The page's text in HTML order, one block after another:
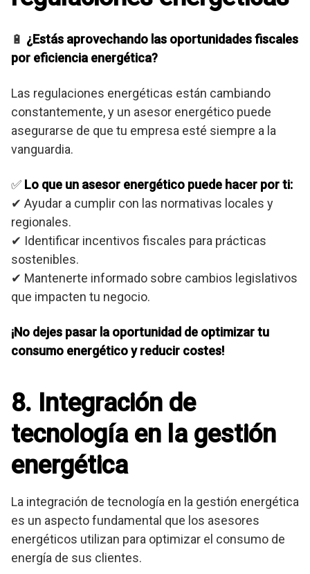
🔋 ¿Estás aprovechando las oportunidades fiscales
por eficiencia energética?
Las regulaciones energéticas están cambiando
constantemente, y un asesor energético puede
asegurarse de que tu empresa esté siempre a la
vanguardia.
✅ Lo que un asesor energético puede hacer por ti:
✔ Ayudar a cumplir con las normativas locales y
regionales.
✔ Identificar incentivos fiscales para prácticas
sostenibles.
✔ Mantenerte informado sobre cambios legislativos
que impacten tu negocio.
¡No dejes pasar la oportunidad de optimizar tu
consumo energético y reducir costes!
8. Integración de
tecnología en la gestión
energética
La integración de tecnología en la gestión energética
es un aspecto fundamental que los asesores
energéticos utilizan para optimizar el consumo de
energía de sus clientes.